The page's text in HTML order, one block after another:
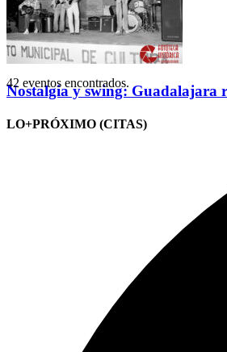
Nostalgia y swing: Guadalajara
LO+PRÓXIMO (CITAS)
42 eventos encontrados.